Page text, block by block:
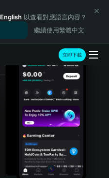
English 以查看對應語言內容？
繼續使用繁體中文
立即下載